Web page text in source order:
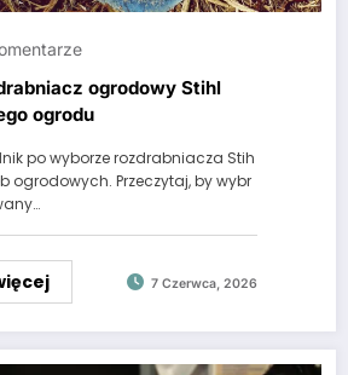
ogrodowy Stihl
ogrodu
po wyborze rozdrabniacza Stih
ogrodowych. Przeczytaj, by wybr
7 Czerwca, 2026